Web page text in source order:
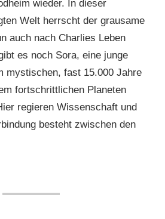
wieder. In dieser
Welt herrscht der grausame
auch nach Charlies Leben
es noch Sora, eine junge
mystischen, fast 15.000 Jahre
fortschrittlichen Planeten
regieren Wissenschaft und
besteht zwischen den